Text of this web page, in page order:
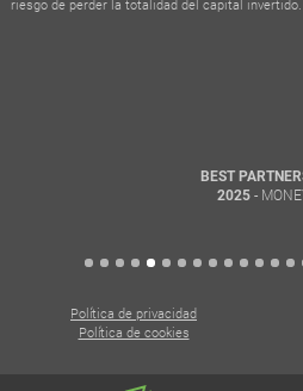
riesgo de perder la totalidad del capital invertido.
BEST
- MONEY
Política de privacidad
Política de cookies